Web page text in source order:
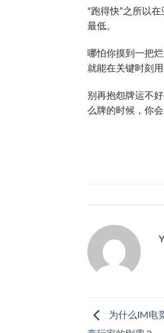
“跑得快”之所以
最低。
哪怕你摸到一把
就能在关键时刻
别再抱怨牌运不
么牌的时候，你
为什么IM电